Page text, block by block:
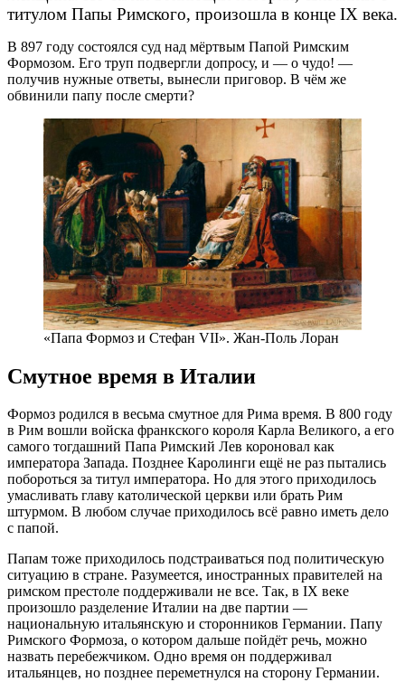
титулом Папы Римского, произошла в конце IX века.
В 897 году состоялся суд над мёртвым Папой Римским
Формозом. Его труп подвергли допросу, и — о чудо! —
получив нужные ответы, вынесли приговор. В чём же
обвинили папу после смерти?
«Папа Формоз и Стефан VII». Жан-Поль Лоран
Смутное время в Италии
Формоз родился в весьма смутное для Рима время. В 800 году
в Рим вошли войска франкского короля Карла Великого, а его
самого тогдашний Папа Римский Лев короновал как
императора Запада. Позднее Каролинги ещё не раз пытались
побороться за титул императора. Но для этого приходилось
умасливать главу католической церкви или брать Рим
штурмом. В любом случае приходилось всё равно иметь дело
с папой.
Папам тоже приходилось подстраиваться под политическую
ситуацию в стране. Разумеется, иностранных правителей на
римском престоле поддерживали не все. Так, в IX веке
произошло разделение Италии на две партии —
национальную итальянскую и сторонников Германии. Папу
Римского Формоза, о котором дальше пойдёт речь, можно
назвать перебежчиком. Одно время он поддерживал
итальянцев, но позднее переметнулся на сторону Германии.